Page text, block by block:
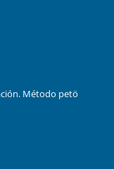
Método petö